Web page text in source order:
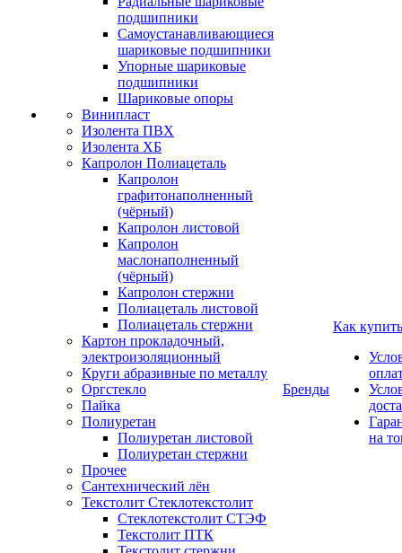
подшипники
Самоустанавливающиеся
шариковые подшипники
Упорные шариковые
подшипники
Шариковые опоры
Винипласт
Изолента ПВХ
Изолента ХБ
Капролон Полиацеталь
Капролон
графитонаполненный
(чёрный)
Капролон листовой
Капролон
маслонаполненный
(чёрный)
Капролон стержни
Полиацеталь листовой
Полиацеталь стержни
Картон прокладочный,
электроизоляционный
Круги абразивные по металлу
Оргстекло
Пайка
Полиуретан
Полиуретан листовой
Полиуретан стержни
Прочее
Сантехнический лён
Текстолит Стеклотекстолит
Стеклотекстолит СТЭФ
Текстолит ПТК
Бренды
Как купить
на